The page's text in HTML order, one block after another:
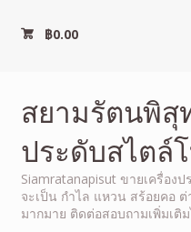
฿0.00
สยามรัตนพิสุ
ประดับสไตล์
Siamratanapisut ขายเครื่อ
จะเป็น กำไล แหวน สร้อยคอ
มากมาย ติดต่อสอบถามเพิ่มเติ